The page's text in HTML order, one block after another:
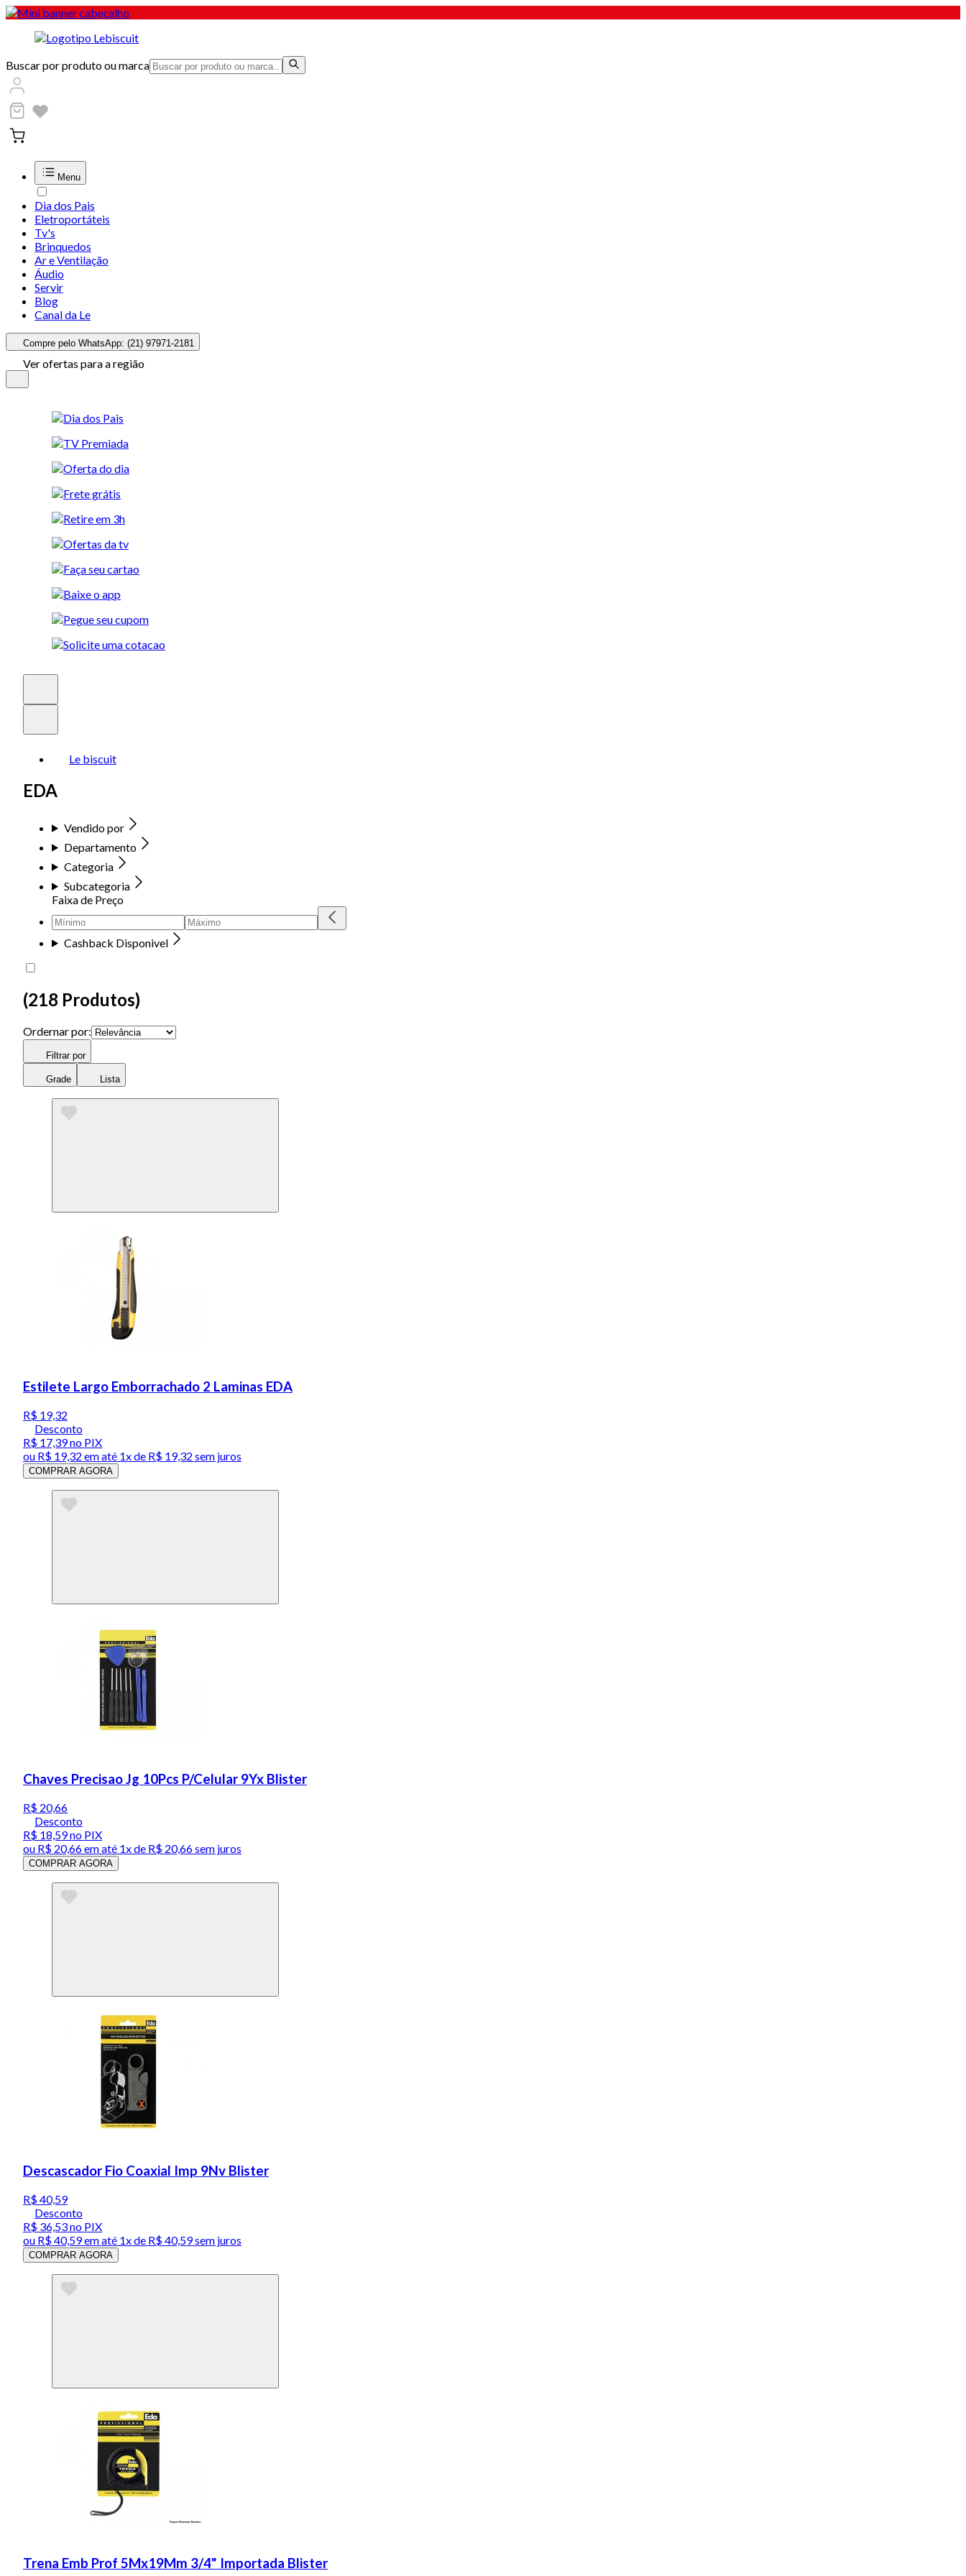
Buscar por produto ou marca
Menu
Dia dos Pais
Eletroportáteis
Tv's
Brinquedos
Ar e Ventilação
Áudio
Servir
Blog
Canal da Le
Compre pelo WhatsApp: (21) 97971-2181
Ver ofertas para a região
Le biscuit
EDA
Vendido por
Departamento
Categoria
Subcategoria
Faixa de Preço
Cashback Disponivel
(218 Produtos)
Ordernar por:
Filtrar por
Grade Lista
Estilete Largo Emborrachado 2 Laminas EDA
R$ 19,32
Desconto
R$ 17,39no PIX
ou R$ 19,32 em até 1x de R$ 19,32 sem juros
COMPRAR AGORA
Chaves Precisao Jg 10Pcs P/Celular 9Yx Blister
R$ 20,66
Desconto
R$ 18,59no PIX
ou R$ 20,66em até 1x de R$ 20,66sem juros
COMPRAR AGORA
Descascador Fio Coaxial Imp 9Nv Blister
R$ 40,59
Desconto
R$ 36,53no PIX
ou R$ 40,59em até 1x de R$ 40,59sem juros
COMPRAR AGORA
Trena Emb Prof 5Mx19Mm 3/4" Importada Blister